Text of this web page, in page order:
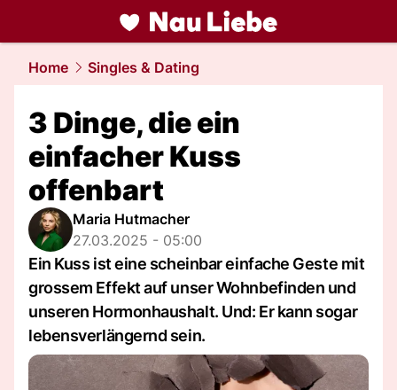
liebe.NAU.ch
Home Singles & Dating
3 Dinge, die ein
einfacher Kuss
offenbart
Maria Hutmacher
27.03.2025 - 05:00
Ein Kuss ist eine scheinbar einfache Geste mit
grossem Effekt auf unser Wohnbefinden und
unseren Hormonhaushalt. Und: Er kann sogar
lebensverlängernd sein.